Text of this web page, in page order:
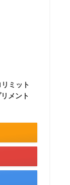
ミット
メント